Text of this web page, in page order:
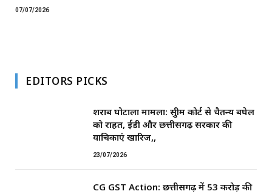
07/07/2026
EDITORS PICKS
शराब घोटाला मामला: सुप्रीम कोर्ट से चैतन्य बघेल
को राहत, ईडी और छत्तीसगढ़ सरकार की
याचिकाएं खारिज,,
23/07/2026
CG GST Action: छत्तीसगढ़ में 53 करोड़ की